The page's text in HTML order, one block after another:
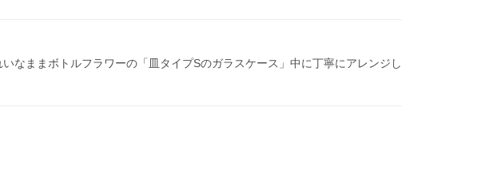
なままボトルフラワーの「皿タイプSのガラスケース」中に丁寧にアレンジし